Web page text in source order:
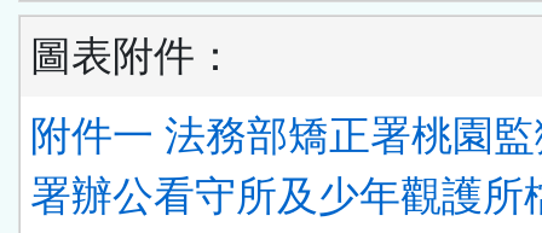
圖表附件：
附件一 法務部矯正署桃園
署辦公看守所及少年觀護所